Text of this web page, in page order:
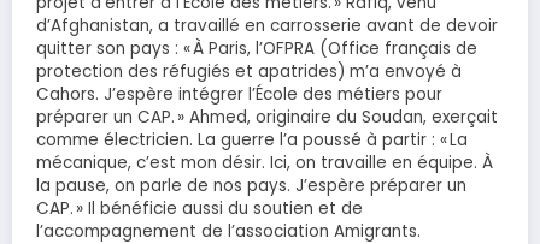
d’Afghanistan, a travaillé en carrosserie avant de devoir
quitter son pays : « À Paris, l’OFPRA (Office français de
protection des réfugiés et apatrides) m’a envoyé à
Cahors. J’espère intégrer l’École des métiers pour
préparer un CAP. » Ahmed, originaire du Soudan, exerçait
comme électricien. La guerre l’a poussé à partir : « La
mécanique, c’est mon désir. Ici, on travaille en équipe. À
la pause, on parle de nos pays. J’espère préparer un
CAP. » Il bénéficie aussi du soutien et de
l’accompagnement de l’association Amigrants.